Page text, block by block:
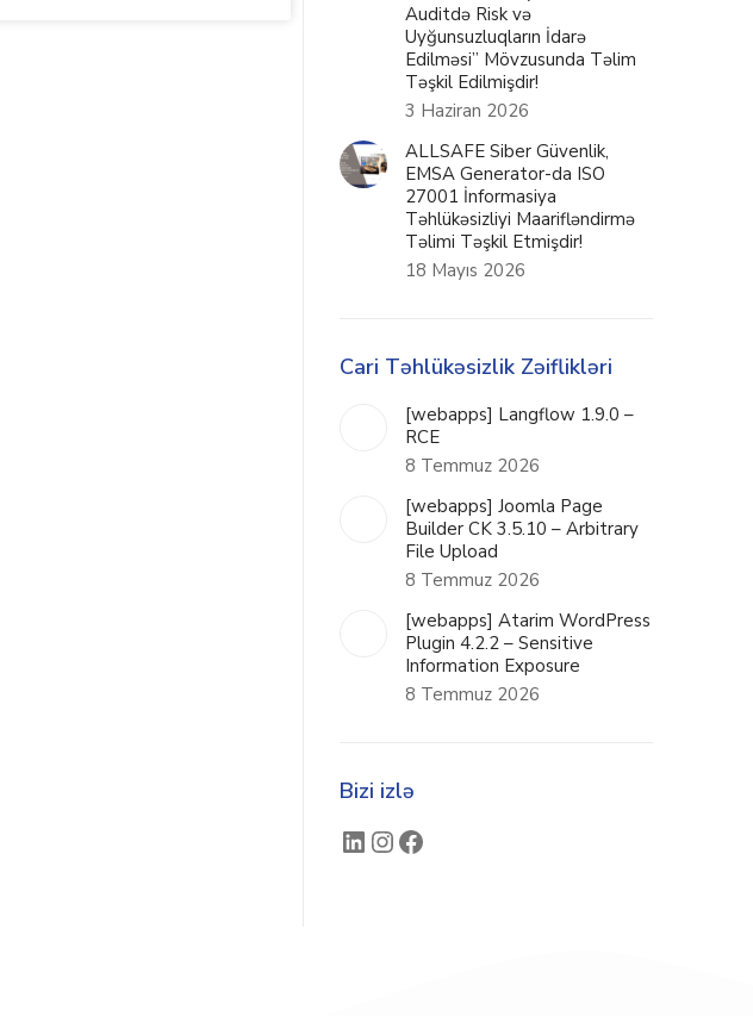
Auditdə Risk və
Uyğunsuzluqların İdarə
Edilməsi” Mövzusunda Təlim
Təşkil Edilmişdir!
3 Haziran 2026
ALLSAFE Siber Güvenlik,
EMSA Generator-da ISO
27001 İnformasiya
Təhlükəsizliyi Maarifləndirmə
Təlimi Təşkil Etmişdir!
18 Mayıs 2026
Cari Təhlükəsizlik Zəiflikləri
[webapps] Langflow 1.9.0 –
RCE
8 Temmuz 2026
[webapps] Joomla Page
Builder CK 3.5.10 – Arbitrary
File Upload
8 Temmuz 2026
[webapps] Atarim WordPress
Plugin 4.2.2 – Sensitive
Information Exposure
8 Temmuz 2026
Bizi izlə